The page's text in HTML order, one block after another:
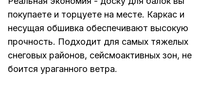
покупаете и торцуете на месте. Каркас и
несущая обшивка обеспечивают высокую
прочность. Подходит для самых тяжелых
снеговых районов, сейсмоактивных зон, не
боится ураганного ветра.